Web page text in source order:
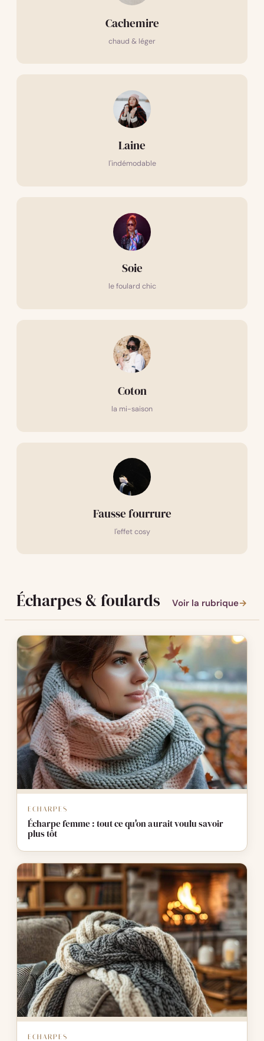
Cachemire
chaud & léger
Laine
l'indémodable
Soie
le foulard chic
Coton
la mi-saison
Fausse fourrure
l'effet cosy
Écharpes & foulards Voir la rubrique→
ECHARPES
Écharpe femme : tout ce qu'on aurait voulu savoir
plus tôt
ECHARPES